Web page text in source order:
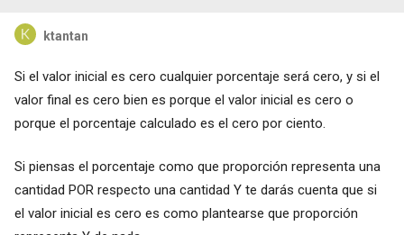
ktantan
Si el valor inicial es cero cualquier porcentaje será cero, y si el
valor final es cero bien es porque el valor inicial es cero o
porque el porcentaje calculado es el cero por ciento.
Si piensas el porcentaje como que proporción representa una
cantidad POR respecto una cantidad Y te darás cuenta que si
el valor inicial es cero es como plantearse que proporción